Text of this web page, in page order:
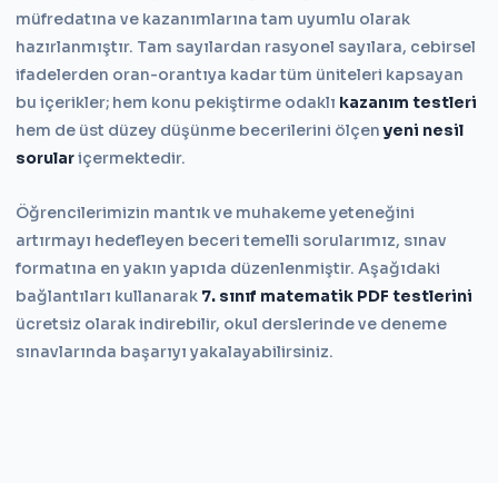
müfredatına ve kazanımlarına tam uyumlu olarak
hazırlanmıştır. Tam sayılardan rasyonel sayılara, cebirsel
ifadelerden oran-orantıya kadar tüm üniteleri kapsayan
bu içerikler; hem konu pekiştirme odaklı kazanım testleri
hem de üst düzey düşünme becerilerini ölçenyeni nesil
sorulariçermektedir.
Öğrencilerimizin mantık ve muhakeme yeteneğini
artırmayı hedefleyen beceri temelli sorularımız, sınav
formatına en yakın yapıda düzenlenmiştir. Aşağıdaki
bağlantıları kullanarak 7. sınıf matematik PDF testlerini
ücretsiz olarak indirebilir, okul derslerinde ve deneme
sınavlarında başarıyı yakalayabilirsiniz.